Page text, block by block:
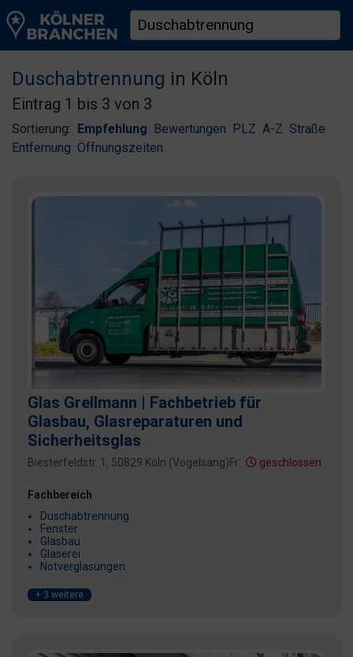
Duschabtrennung in Köln
Eintrag 1 bis 3 von 3
Sortierung: Empfehlung Bewertungen PLZ A-Z Straße
Entfernung Öffnungszeiten
Glas Grellmann | Fachbetrieb für
Glasbau, Glasreparaturen und
Sicherheitsglas
Biesterfeldstr. 1, 50829 Köln (Vogelsang)Fr: geschlossen
Fachbereich
Duschabtrennung
Fenster
Glasbau
Glaserei
Notverglasungen
+ 3 weitere